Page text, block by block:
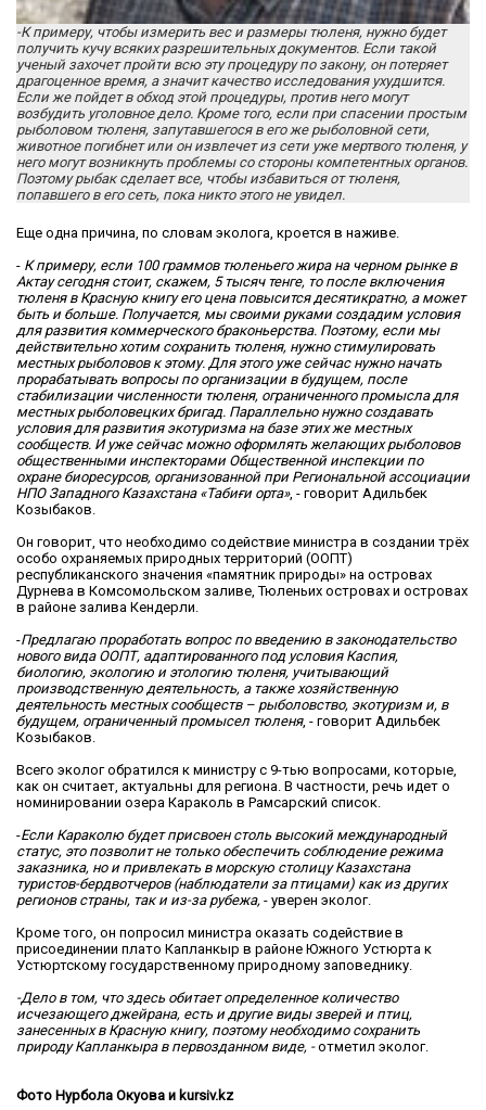
-К примеру, чтобы измерить вес и размеры тюленя, нужно будет
получить кучу всяких разрешительных документов. Если такой
ученый захочет пройти всю эту процедуру по закону, он потеряет
драгоценное время, а значит качество исследования ухудшится.
Если же пойдет в обход этой процедуры, против него могут
возбудить уголовное дело. Кроме того, если при спасении простым
рыболовом тюленя, запутавшегося в его же рыболовной сети,
животное погибнет или он извлечет из сети уже мертвого тюленя, у
него могут возникнуть проблемы со стороны компетентных органов.
Поэтому рыбак сделает все, чтобы избавиться от тюленя,
попавшего в его сеть, пока никто этого не увидел.
Еще одна причина, по словам эколога, кроется в наживе.
- К примеру, если 100 граммов тюленьего жира на черном рынке в
Актау сегодня стоит, скажем, 5 тысяч тенге, то после включения
тюленя в Красную книгу его цена повысится десятикратно, а может
быть и больше. Получается, мы своими руками создадим условия
для развития коммерческого браконьерства. Поэтому, если мы
действительно хотим сохранить тюленя, нужно стимулировать
местных рыболовов к этому. Для этого уже сейчас нужно начать
прорабатывать вопросы по организации в будущем, после
стабилизации численности тюленя, ограниченного промысла для
местных рыболовецких бригад. Параллельно нужно создавать
условия для развития экотуризма на базе этих же местных
сообществ. И уже сейчас можно оформлять желающих рыболовов
общественными инспекторами Общественной инспекции по
охране биоресурсов, организованной при Региональной ассоциации
НПО Западного Казахстана «Табиғи орта», - говорит Адильбек
Козыбаков.
Он говорит, что необходимо содействие министра в создании трёх
особо охраняемых природных территорий (ООПТ)
республиканского значения «памятник природы» на островах
Дурнева в Комсомольском заливе, Тюленьих островах и островах
в районе залива Кендерли.
-Предлагаю проработать вопрос по введению в законодательство
нового вида ООПТ, адаптированного под условия Каспия,
биологию, экологию и этологию тюленя, учитывающий
производственную деятельность, а также хозяйственную
деятельность местных сообществ – рыболовство, экотуризм и, в
будущем, ограниченный промысел тюленя, - говорит Адильбек
Козыбаков.
Всего эколог обратился к министру с 9-тью вопросами, которые,
как он считает, актуальны для региона. В частности, речь идет о
номинировании озера Караколь в Рамсарский список.
-Если Караколю будет присвоен столь высокий международный
статус, это позволит не только обеспечить соблюдение режима
заказника, но и привлекать в морскую столицу Казахстана
туристов-бердвотчеров (наблюдатели за птицами) как из других
регионов страны, так и из-за рубежа, - уверен эколог.
Кроме того, он попросил министра оказать содействие в
присоединении плато Капланкыр в районе Южного Устюрта к
Устюртскому государственному природному заповеднику.
-Дело в том, что здесь обитает определенное количество
исчезающего джейрана, есть и другие виды зверей и птиц,
занесенных в Красную книгу, поэтому необходимо сохранить
природу Капланкыра в первозданном виде, -отметил эколог.
Фото Нурбола Окуова и kursiv.kz